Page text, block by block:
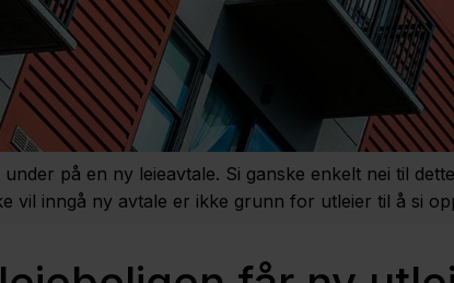
på en ny leieavtale. Si ganske enkelt nei til
vil inngå ny avtale er ikke grunn for utleier til å si